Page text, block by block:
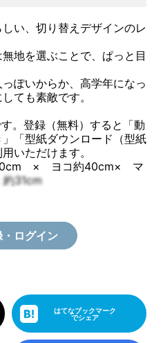
い、切り替えデザインのレ
地を選ぶことで、ぱっと目
ぽいからか、高学年になっ
ても素敵です。
。登録（無料）すると「動
「型紙ダウンロード（型紙
いただけます。
30cm × ヨコ約40cm× マ
31cm
ログイン
はてなブックマーク
でシェア